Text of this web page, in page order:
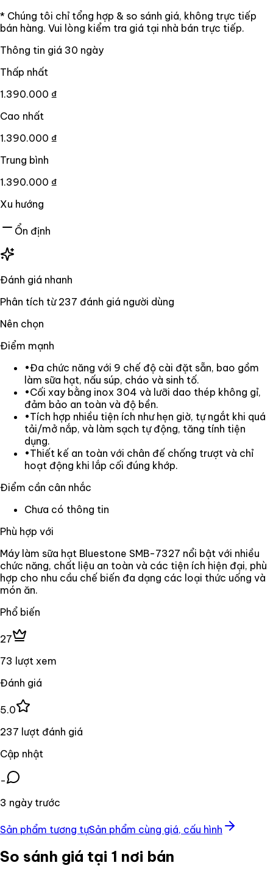
* Chúng tôi chỉ tổng hợp & so sánh giá, không trực tiếp
bán hàng. Vui lòng kiểm tra giá tại nhà bán trực tiếp.
Thông tin giá 30 ngày
Thấp nhất
1.390.000 ₫
Cao nhất
1.390.000 ₫
Trung bình
1.390.000 ₫
Xu hướng
Ổn định
Đánh giá nhanh
Phân tích từ 237 đánh giá người dùng
Nên chọn
Điểm mạnh
•Đa chức năng với 9 chế độ cài đặt sẵn, bao gồm
làm sữa hạt, nấu súp, cháo và sinh tố.
•Cối xay bằng inox 304 và lưỡi dao thép không gỉ,
đảm bảo an toàn và độ bền.
•Tích hợp nhiều tiện ích như hẹn giờ, tự ngắt khi quá
tải/mở nắp, và làm sạch tự động, tăng tính tiện
dụng.
•Thiết kế an toàn với chân đế chống trượt và chỉ
hoạt động khi lắp cối đúng khớp.
Điểm cần cân nhắc
Chưa có thông tin
Phù hợp với
Máy làm sữa hạt Bluestone SMB-7327 nổi bật với nhiều
chức năng, chất liệu an toàn và các tiện ích hiện đại, phù
hợp cho nhu cầu chế biến đa dạng các loại thức uống và
món ăn.
Phổ biến
27
73 lượt xem
Đánh giá
5.0
237 lượt đánh giá
Cập nhật
-
3 ngày trước
Sản phẩm tương tựSản phẩm cùng giá, cấu hình
So sánh giá tại 1 nơi bán